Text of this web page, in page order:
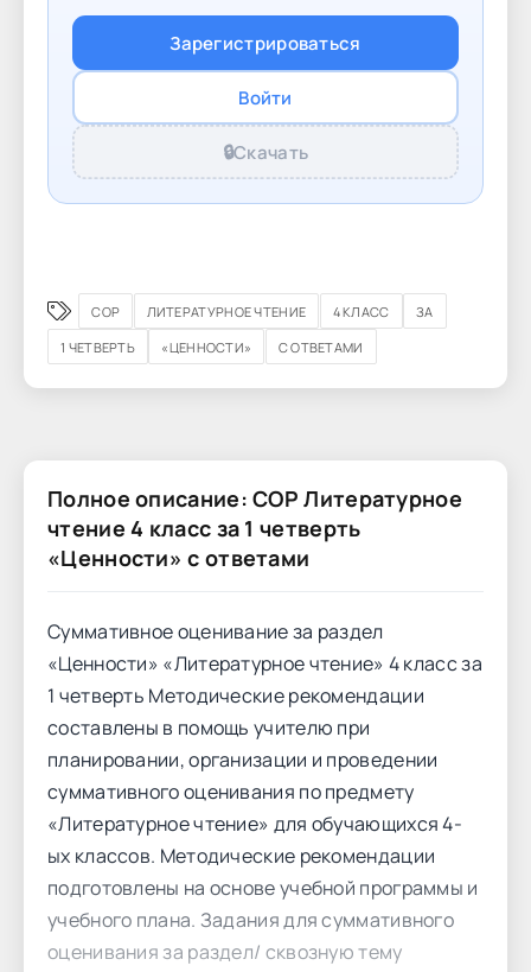
Зарегистрироваться
Войти
🔒Скачать
СОР ЛИТЕРАТУРНОЕ ЧТЕНИЕ 4 КЛАСС
ЗА
1 ЧЕТВЕРТЬ
«ЦЕННОСТИ» С ОТВЕТАМИ
Полное описание: СОР Литературное
чтение 4 класс за 1 четверть
«Ценности» с ответами
Суммативное оценивание за раздел
«Ценности» «Литературное чтение» 4 класс за
1 четверть Методические рекомендации
составлены в помощь учителю при
планировании, организации и проведении
суммативного оценивания по предмету
«Литературное чтение» для обучающихся 4-
ых классов. Методические рекомендации
подготовлены на основе учебной программы и
учебного плана. Задания для суммативного
оценивания за раздел/ сквозную тему